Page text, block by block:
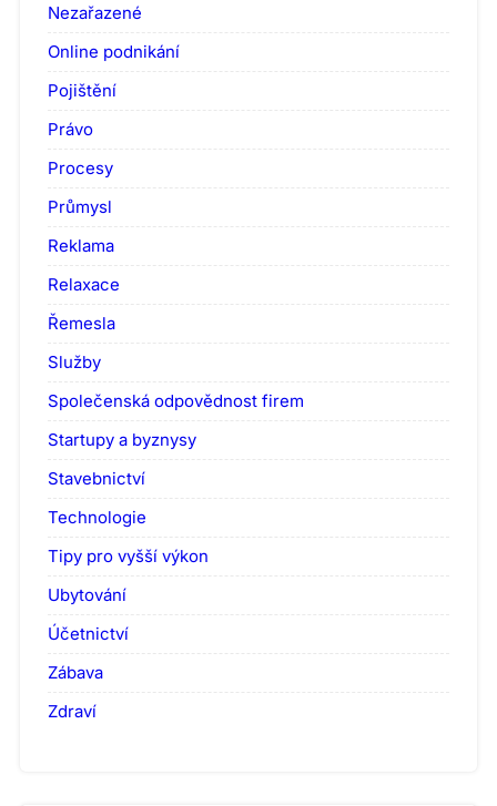
Nezařazené
Online podnikání
Pojištění
Právo
Procesy
Průmysl
Reklama
Relaxace
Řemesla
Služby
Společenská odpovědnost firem
Startupy a byznysy
Stavebnictví
Technologie
Tipy pro vyšší výkon
Ubytování
Účetnictví
Zábava
Zdraví